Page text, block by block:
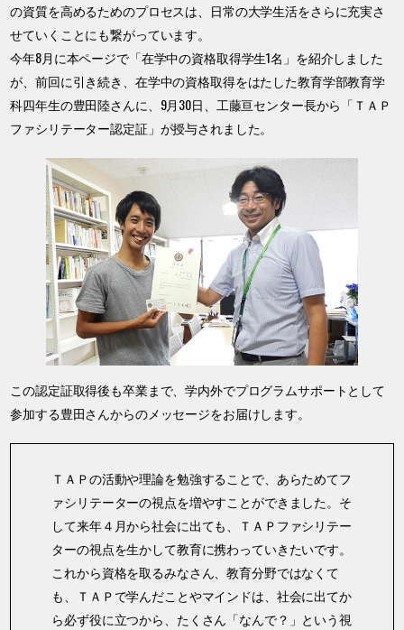
の資質を高めるためのプロセスは、日常の大学生活をさらに充実さ
せていくことにも繋がっています。
今年8月に本ページで「在学中の資格取得学生1名」を紹介しました
が、前回に引き続き、在学中の資格取得をはたした教育学部教育学
科四年生の豊田陸さんに、9月30日、工藤亘センター長から「ＴＡＰ
ファシリテーター認定証」が授与されました。
この認定証取得後も卒業まで、学内外でプログラムサポートとして
参加する豊田さんからのメッセージをお届けします。
ＴＡＰの活動や理論を勉強することで、あらためてフ
ァシリテーターの視点を増やすことができました。そ
して来年４月から社会に出ても、ＴＡＰファシリテー
ターの視点を生かして教育に携わっていきたいです。
これから資格を取るみなさん、教育分野ではなくて
も、ＴＡＰで学んだことやマインドは、社会に出てか
ら必ず役に立つから、たくさん「なんで？」という視